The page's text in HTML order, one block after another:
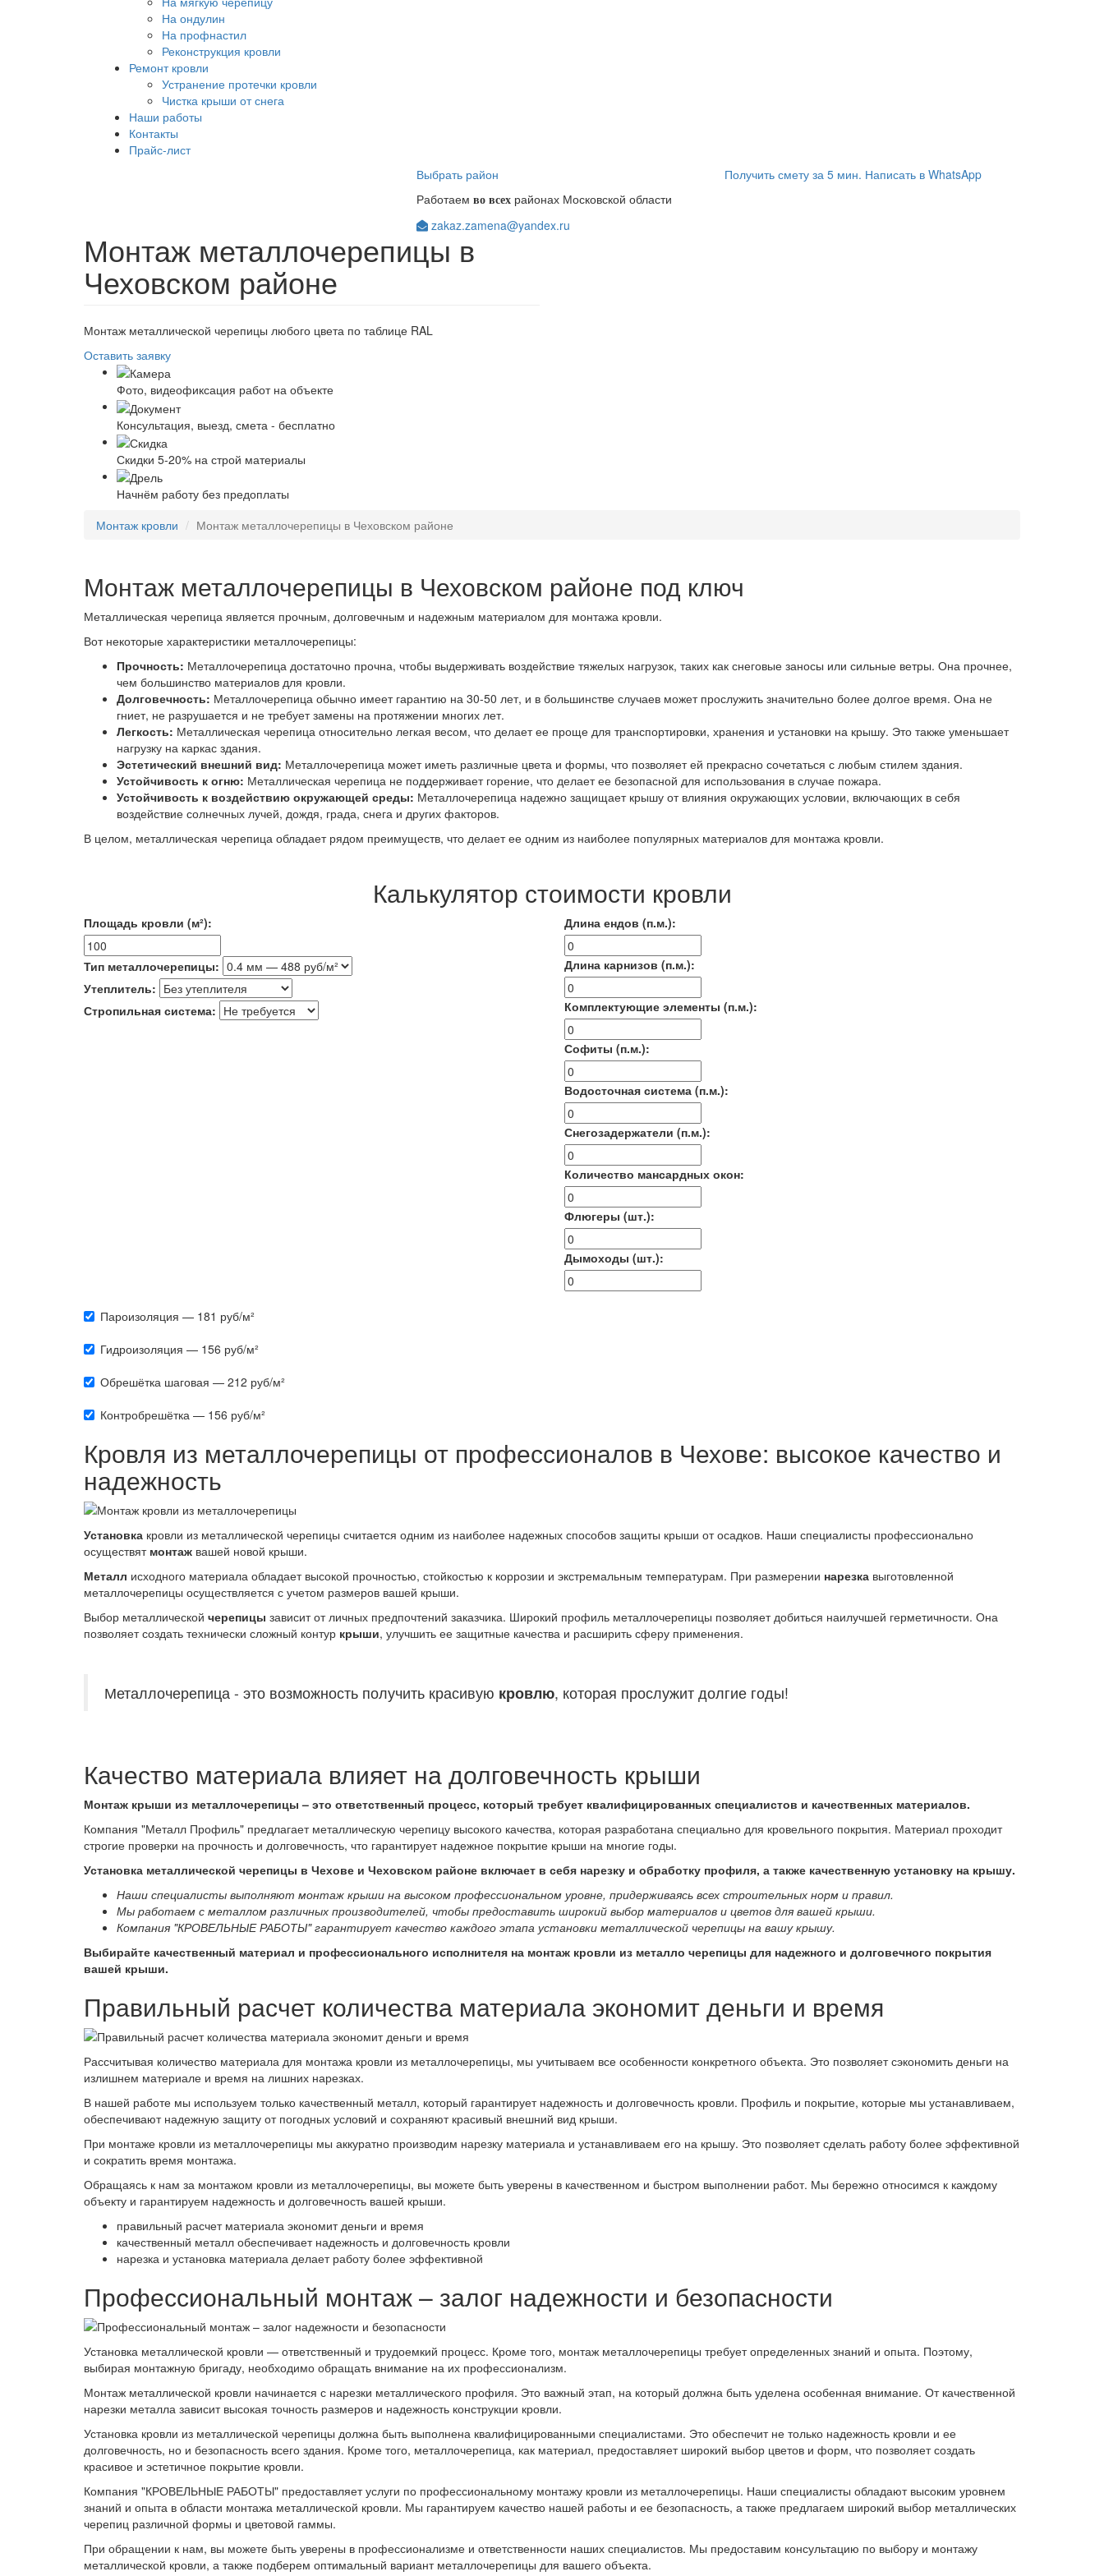
На ондулин
На профнастил
Реконструкция кровли
Ремонт кровли
Устранение протечки кровли
Чистка крыши от снега
Наши работы
Контакты
Прайс-лист
Выбрать район
Работаем во всех районах Московской области
zakaz.zamena@yandex.ru
Получить смету за 5 мин. Написать в WhatsApp
Монтаж металлочерепицы в
Чеховском районе
Монтаж металлической черепицы любого цвета по таблице RAL
Оставить заявку
Фото, видеофиксация работ на объекте
Консультация, выезд, смета - бесплатно
Скидки 5-20% на строй материалы
Начнём работу без предоплаты
Монтаж кровли
Монтаж металлочерепицы в Чеховском районе
Монтаж металлочерепицы в Чеховском районе под ключ
Металлическая черепица является прочным, долговечным и надежным материалом для монтажа кровли.
Вот некоторые характеристики металлочерепицы:
Прочность: Металлочерепица достаточно прочна, чтобы выдерживать воздействие тяжелых нагрузок, таких как снеговые заносы или сильные ветры. Она прочнее,
чем большинство материалов для кровли.
Долговечность: Металлочерепица обычно имеет гарантию на 30-50 лет, и в большинстве случаев может прослужить значительно более долгое время. Она не
гниет, не разрушается и не требует замены на протяжении многих лет.
Легкость: Металлическая черепица относительно легкая весом, что делает ее проще для транспортировки, хранения и установки на крышу. Это также уменьшает
нагрузку на каркас здания.
Эстетический внешний вид: Металлочерепица может иметь различные цвета и формы, что позволяет ей прекрасно сочетаться с любым стилем здания.
Устойчивость к огню: Металлическая черепица не поддерживает горение, что делает ее безопасной для использования в случае пожара.
Устойчивость к воздействию окружающей среды: Металлочерепица надежно защищает крышу от влияния окружающих условии, включающих в себя
воздействие солнечных лучей, дождя, града, снега и других факторов.
В целом, металлическая черепица обладает рядом преимуществ, что делает ее одним из наиболее популярных материалов для монтажа кровли.
Калькулятор стоимости кровли
Площадь кровли (м²):
Тип металлочерепицы:
Утеплитель:
Стропильная система:
Длина ендов (п.м.):
Длина карнизов (п.м.):
Комплектующие элементы (п.м.):
Софиты (п.м.):
Водосточная система (п.м.):
Снегозадержатели (п.м.):
Количество мансардных окон:
Флюгеры (шт.):
Дымоходы (шт.):
Пароизоляция — 181 руб/м²
Гидроизоляция — 156 руб/м²
Обрешётка шаговая — 212 руб/м²
Контробрешётка — 156 руб/м²
Кровля из металлочерепицы от профессионалов в Чехове: высокое качество и
надежность
Установка кровли из металлической черепицы считается одним из наиболее надежных способов защиты крыши от осадков. Наши специалисты профессионально
осуществят монтаж вашей новой крыши.
Металл исходного материала обладает высокой прочностью, стойкостью к коррозии и экстремальным температурам. При размерении нарезка выготовленной
металлочерепицы осуществляется с учетом размеров вашей крыши.
Выбор металлической черепицы зависит от личных предпочтений заказчика. Широкий профиль металлочерепицы позволяет добиться наилучшей герметичности. Она
позволяет создать технически сложный контур крыши, улучшить ее защитные качества и расширить сферу применения.
Металлочерепица - это возможность получить красивую кровлю, которая прослужит долгие годы!
Качество материала влияет на долговечность крыши
Монтаж крыши из металлочерепицы – это ответственный процесс, который требует квалифицированных специалистов и качественных материалов.
Компания "Металл Профиль" предлагает металлическую черепицу высокого качества, которая разработана специально для кровельного покрытия. Материал проходит
строгие проверки на прочность и долговечность, что гарантирует надежное покрытие крыши на многие годы.
Установка металлической черепицы в Чехове и Чеховском районе включает в себя нарезку и обработку профиля, а также качественную установку на крышу.
Наши специалисты выполняют монтаж крыши на высоком профессиональном уровне, придерживаясь всех строительных норм и правил.
Мы работаем с металлом различных производителей, чтобы предоставить широкий выбор материалов и цветов для вашей крыши.
Компания "КРОВЕЛЬНЫЕ РАБОТЫ" гарантирует качество каждого этапа установки металлической черепицы на вашу крышу.
Выбирайте качественный материал и профессионального исполнителя на монтаж кровли из металло черепицы для надежного и долговечного покрытия
вашей крыши.
Правильный расчет количества материала экономит деньги и время
Рассчитывая количество материала для монтажа кровли из металлочерепицы, мы учитываем все особенности конкретного объекта. Это позволяет сэкономить деньги на
излишнем материале и время на лишних нарезках.
В нашей работе мы используем только качественный металл, который гарантирует надежность и долговечность кровли. Профиль и покрытие, которые мы устанавливаем,
обеспечивают надежную защиту от погодных условий и сохраняют красивый внешний вид крыши.
При монтаже кровли из металлочерепицы мы аккуратно производим нарезку материала и устанавливаем его на крышу. Это позволяет сделать работу более эффективной
и сократить время монтажа.
Обращаясь к нам за монтажом кровли из металлочерепицы, вы можете быть уверены в качественном и быстром выполнении работ. Мы бережно относимся к каждому
объекту и гарантируем надежность и долговечность вашей крыши.
правильный расчет материала экономит деньги и время
качественный металл обеспечивает надежность и долговечность кровли
нарезка и установка материала делает работу более эффективной
Профессиональный монтаж – залог надежности и безопасности
Установка металлической кровли — ответственный и трудоемкий процесс. Кроме того, монтаж металлочерепицы требует определенных знаний и опыта. Поэтому,
выбирая монтажную бригаду, необходимо обращать внимание на их профессионализм.
Монтаж металлической кровли начинается с нарезки металлического профиля. Это важный этап, на который должна быть уделена особенная внимание. От качественной
нарезки металла зависит высокая точность размеров и надежность конструкции кровли.
Установка кровли из металлической черепицы должна быть выполнена квалифицированными специалистами. Это обеспечит не только надежность кровли и ее
долговечность, но и безопасность всего здания. Кроме того, металлочерепица, как материал, предоставляет широкий выбор цветов и форм, что позволяет создать
красивое и эстетичное покрытие кровли.
Компания "КРОВЕЛЬНЫЕ РАБОТЫ" предоставляет услуги по профессиональному монтажу кровли из металлочерепицы. Наши специалисты обладают высоким уровнем
знаний и опыта в области монтажа металлической кровли. Мы гарантируем качество нашей работы и ее безопасность, а также предлагаем широкий выбор металлических
черепиц различной формы и цветовой гаммы.
При обращении к нам, вы можете быть уверены в профессионализме и ответственности наших специалистов. Мы предоставим консультацию по выбору и монтажу
металлической кровли, а также подберем оптимальный вариант металлочерепицы для вашего объекта.